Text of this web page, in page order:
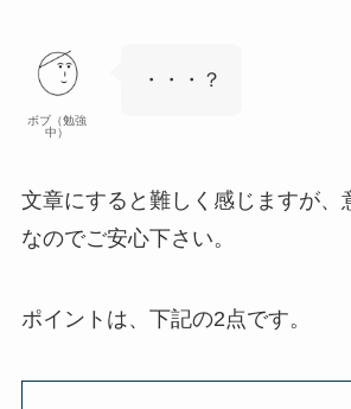
ボブ（勉強
中）
・・・？
文章にすると難しく感じますが、
なのでご安心下さい。
ポイントは、下記の2点です。